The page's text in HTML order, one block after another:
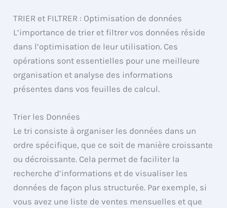
TRIER et FILTRER : Optimisation de données
L’importance de trier et filtrer vos données réside
dans l’optimisation de leur utilisation. Ces
opérations sont essentielles pour une meilleure
organisation et analyse des informations
présentes dans vos feuilles de calcul.
Trier les Données
Le tri consiste à organiser les données dans un
ordre spécifique, que ce soit de manière croissante
ou décroissante. Cela permet de faciliter la
recherche d’informations et de visualiser les
données de façon plus structurée. Par exemple, si
vous avez une liste de ventes mensuelles et que